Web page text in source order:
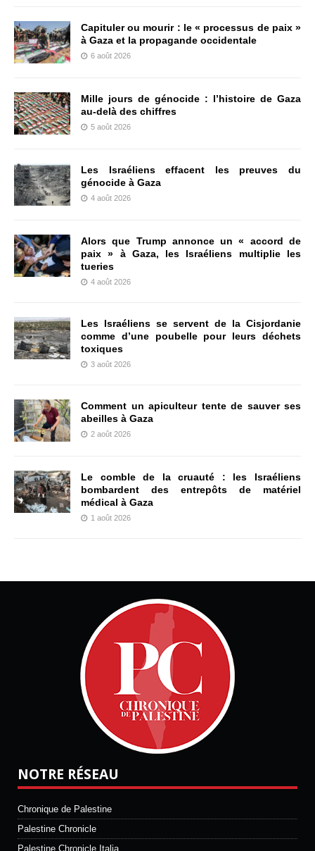
Capituler ou mourir : le « processus de paix »
à Gaza et la propagande occidentale
6 août 2026
Mille jours de génocide : l’histoire de Gaza
au-delà des chiffres
5 août 2026
Les Israéliens effacent les preuves du
génocide à Gaza
4 août 2026
Alors que Trump annonce un « accord de
paix » à Gaza, les Israéliens multiplie les
tueries
4 août 2026
Les Israéliens se servent de la Cisjordanie
comme d’une poubelle pour leurs déchets
toxiques
3 août 2026
Comment un apiculteur tente de sauver ses
abeilles à Gaza
2 août 2026
Le comble de la cruauté : les Israéliens
bombardent des entrepôts de matériel
médical à Gaza
1 août 2026
NOTRE RÉSEAU
Chronique de Palestine
Palestine Chronicle
Palestine Chronicle Italia